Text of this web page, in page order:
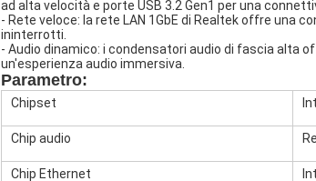
ad alta velocità e porte USB 3.2 Gen1 per una
- Rete veloce: la rete LAN 1GbE di Realtek offre una
ininterrotti.
- Audio dinamico: i condensatori audio di fascia alta
un'esperienza audio immersiva.
Parametro:
Chipset
Chip audio
Chip Ethernet